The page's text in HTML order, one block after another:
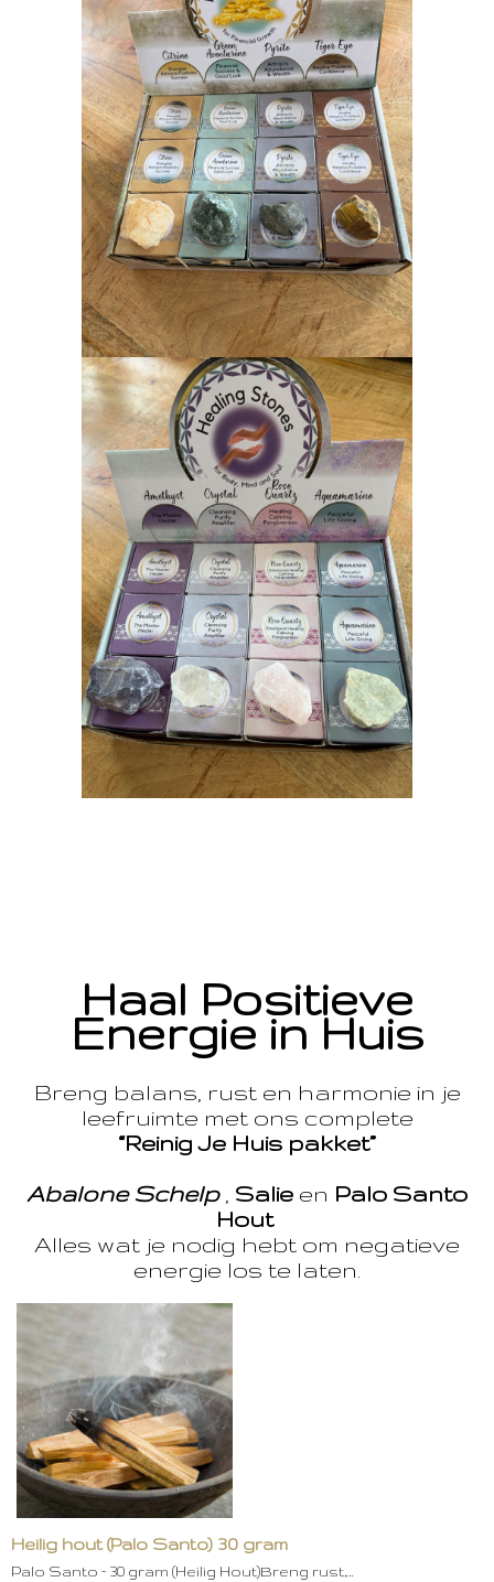
Haal Positieve
Energie in Huis
Breng balans, rust en harmonie in je
leefruimte met ons complete
“Reinig Je Huis pakket”
Abalone Schelp, Salie en Palo Santo
Hout
Alles wat je nodig hebt om negatieve
energie los te laten.
Heilig hout (Palo Santo) 30 gram
Palo Santo – 30 gram (Heilig Hout)Breng rust,…